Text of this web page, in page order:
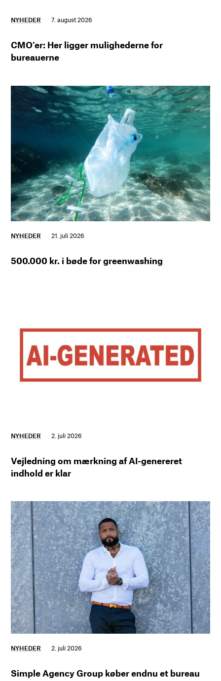
NYHEDER 7. august 2026
CMO’er: Her ligger mulighederne for
bureauerne
NYHEDER 21. juli 2026
500.000 kr. i bøde for greenwashing
NYHEDER 2. juli 2026
Vejledning om mærkning af AI-genereret
indhold er klar
NYHEDER 2. juli 2026
Simple Agency Group køber endnu et bureau